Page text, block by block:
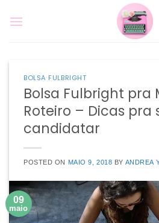
BOLSA FULBRIGHT
Bolsa Fulbright pra
Roteiro – Dicas pra
candidatar
POSTED ON MAIO 9, 2018 BY ANDREA
09
maio